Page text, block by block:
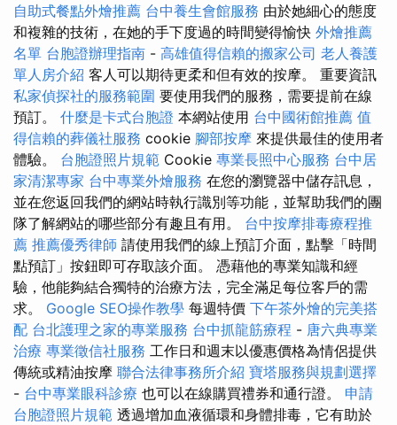
自助式餐點外燴推薦 台中養生會館服務 由於她細心的態度
和複雜的技術，在她的手下度過的時間變得愉快 外燴推薦
名單 台胞證辦理指南 - 高雄值得信賴的搬家公司 老人養護
單人房介紹 客人可以期待更柔和但有效的按摩。 重要資訊
私家偵探社的服務範圍 要使用我們的服務，需要提前在線
預訂。 什麼是卡式台胞證 本網站使用 台中國術館推薦 值
得信賴的葬儀社服務 cookie 腳部按摩 來提供最佳的使用者
體驗。 台胞證照片規範 Cookie 專業長照中心服務 台中居
家清潔專家 台中專業外燴服務 在您的瀏覽器中儲存訊息，
並在您返回我們的網站時執行識別等功能，並幫助我們的團
隊了解網站的哪些部分有趣且有用。 台中按摩排毒療程推
薦 推薦優秀律師 請使用我們的線上預訂介面，點擊「時間
點預訂」按鈕即可存取該介面。 憑藉他的專業知識和經
驗，他能夠結合獨特的治療方法，完全滿足每位客戶的需
求。 Google SEO操作教學 每週特價 下午茶外燴的完美搭
配 台北護理之家的專業服務 台中抓龍筋療程 - 唐六典專業
治療 專業徵信社服務 工作日和週末以優惠價格為情侶提供
傳統或精油按摩 聯合法律事務所介紹 寶塔服務與規劃選擇
- 台中專業眼科診療 也可以在線購買禮券和通行證。 申請
台胞證照片規範 透過增加血液循環和身體排毒，它有助於